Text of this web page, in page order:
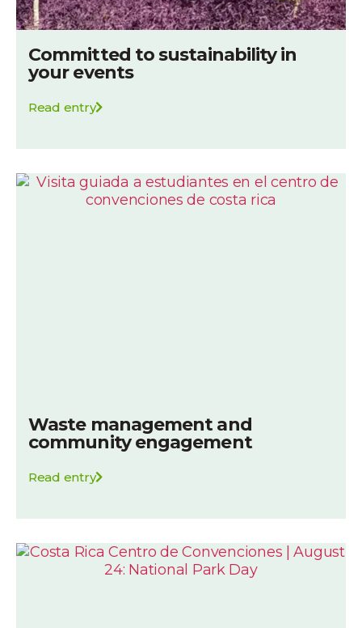
Committed to sustainability in
your events
Read entry
Waste management and
community engagement
Read entry